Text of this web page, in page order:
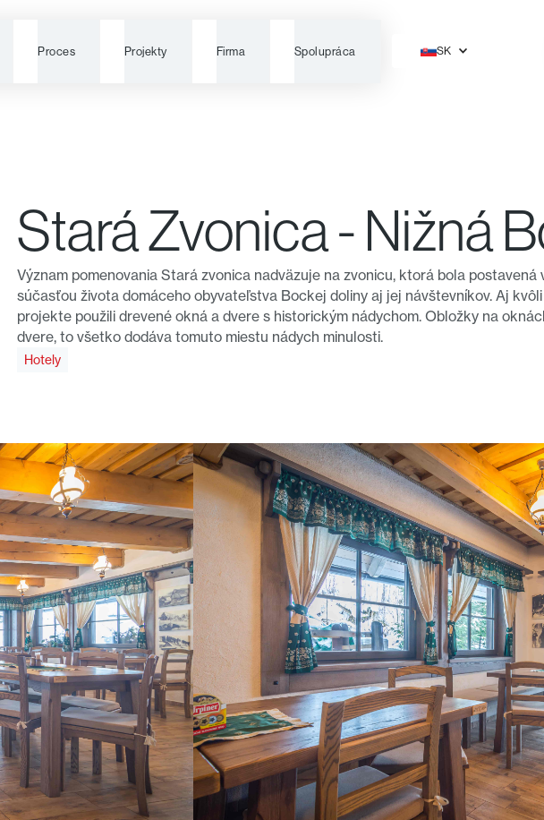
Proces Projekty Firma Spolupráca SK
Stará Zvonica - Nižná
Význam pomenovania Stará zvonica nadväzuje na zvonicu, ktorá bola postavená
súčasťou života domáceho obyvateľstva Bockej doliny aj jej návštevníkov. Aj
projekte použili drevené okná a dvere s historickým nádychom. Obložky na
dvere, to všetko dodáva tomuto miestu nádych minulosti.
Hotely